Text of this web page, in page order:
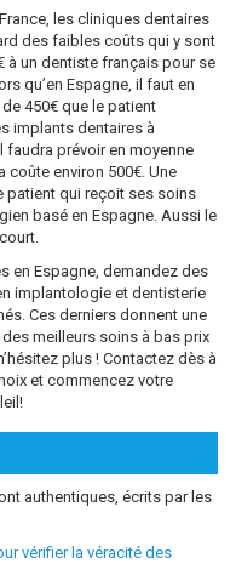
les cliniques dentaires
des faibles coûts qui y sont
à un dentiste français pour se
qu’en Espagne, il faut en
450€ que le patient
implants dentaires à
faudra prévoir en moyenne
coûte environ 500€. Une
patient qui reçoit ses soins
basé en Espagne. Aussi le
en Espagne, demandez des
implantologie et dentisterie
Ces derniers donnent une
meilleurs soins à bas prix
plus ! Contactez dès à
et commencez votre
authentiques, écrits par les
vérifier la véracité des